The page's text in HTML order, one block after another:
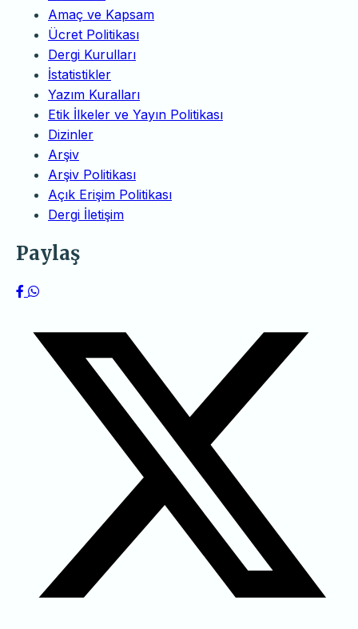
Amaç ve Kapsam
Ücret Politikası
Dergi Kurulları
İstatistikler
Yazım Kuralları
Etik İlkeler ve Yayın Politikası
Dizinler
Arşiv
Arşiv Politikası
Açık Erişim Politikası
Dergi İletişim
Paylaş